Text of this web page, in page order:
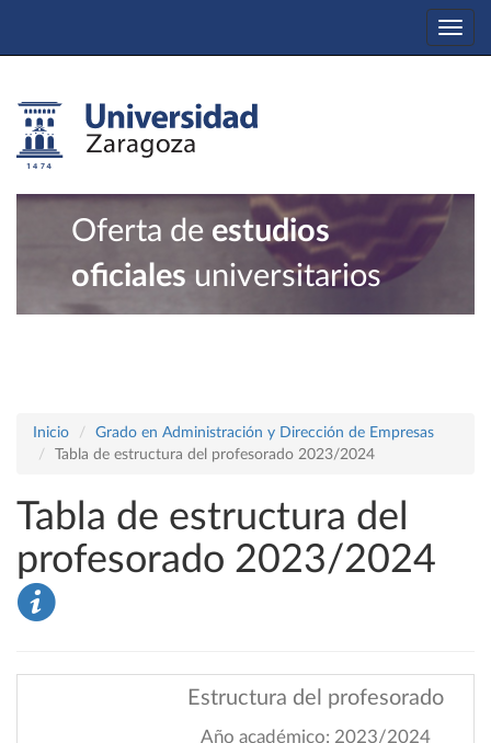
Oferta de estudios
oficiales universitarios
Inicio
Grado en Administración y Dirección de Empresas
Tabla de estructura del profesorado 2023/2024
Tabla de estructura del
profesorado 2023/2024
Estructura del profesorado
Año académico: 2023/2024